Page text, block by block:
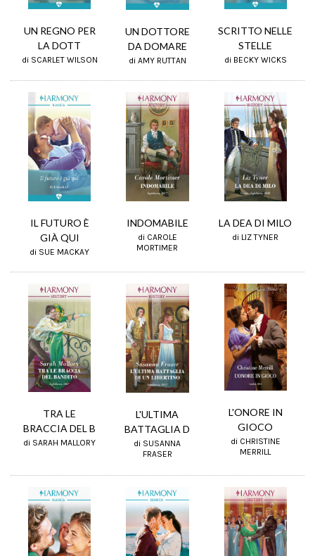
UN REGNO PER
LA DOTT
di SCARLET WILSON
UN DOTTORE
DA DOMARE
di AMY RUTTAN
SCRITTO NELLE
STELLE
di BECKY WICKS
IL FUTURO È
GIÀ QUI
di SUE MACKAY
INDOMABILE
di CAROLE
MORTIMER
LA DEA DI MILO
di LIZ TYNER
TRA LE
BRACCIA DEL B
di SARAH MALLORY
L'ULTIMA
BATTAGLIA D
di SUSANNA
FRASER
L'ONORE IN
GIOCO
di CHRISTINE
MERRILL